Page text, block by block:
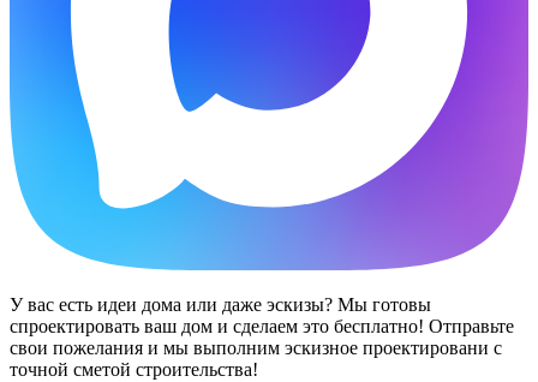
У вас есть идеи дома или даже эскизы? Мы готовы
спроектировать ваш дом и сделаем это бесплатно! Отправьте
свои пожелания и мы выполним эскизное проектировани с
точной сметой строительства!